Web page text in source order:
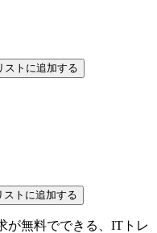
ストに追加する
ストに追加する
が無料でできる、ITトレ